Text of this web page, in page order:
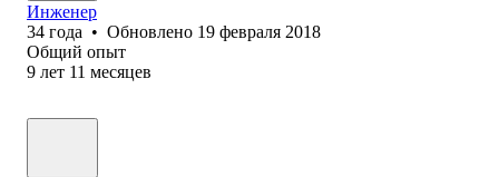
Инженер
34 года • Обновлено 19 февраля 2018
Общий опыт
9 лет 11 месяцев